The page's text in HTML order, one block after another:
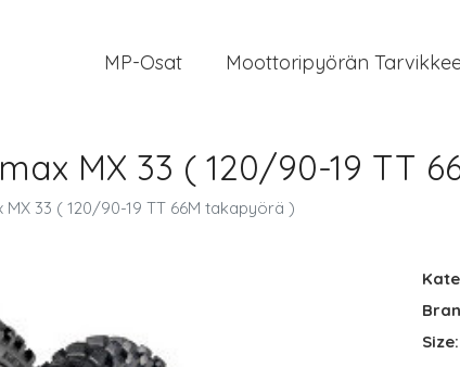
MP-Osat Moottoripyörän
MX 33 ( 120/90-19 TT
MX 33 ( 120/90-19 TT 66M takapyörä )
Size: